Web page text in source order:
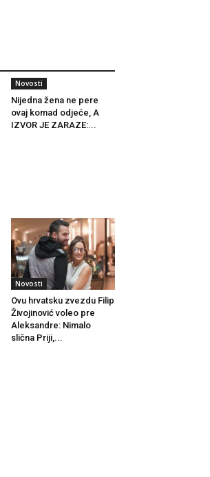
Novosti
Nijedna žena ne pere
ovaj komad odjeće, A
IZVOR JE ZARAZE:...
Novosti
Ovu hrvatsku zvezdu Filip
Živojinović voleo pre
Aleksandre: Nimalo
slična Priji,...